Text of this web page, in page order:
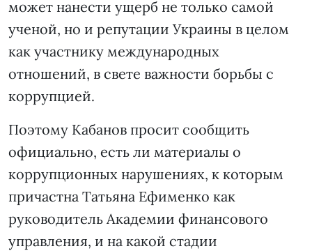
может нанести ущерб не только самой
ученой, но и репутации Украины в целом
как участнику международных
отношений, в свете важности борьбы с
коррупцией.
Поэтому Кабанов просит сообщить
официально, есть ли материалы о
коррупционных нарушениях, к которым
причастна Татьяна Ефименко как
руководитель Академии финансового
управления, и на какой стадии